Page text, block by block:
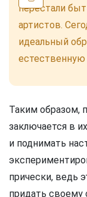
перестали
артистов.
идеальный
естественную
Таким образом,
заключается в
и поднимать
прически, ведь
придать